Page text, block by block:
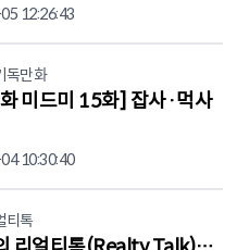
12:26:43
독만화
미드미 15화] 잡사·먹사
10:30:40
티톡